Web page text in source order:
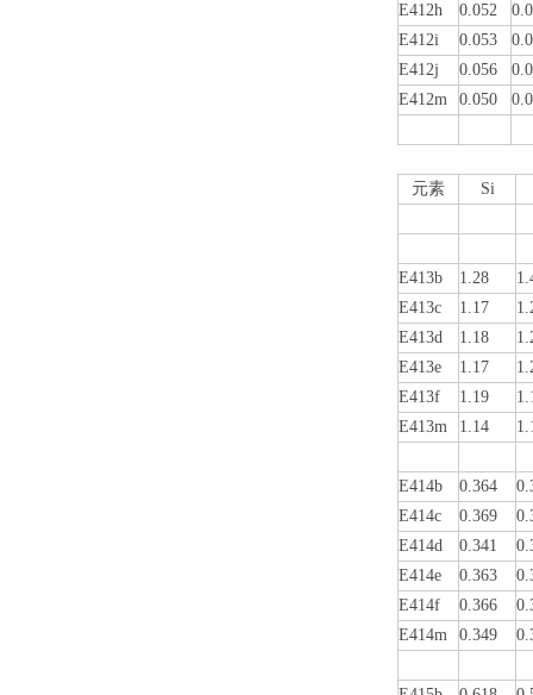
E412h
0.052
E412i
0.053
E412j
0.056
E412m
0.050
元素 Si
E413b 1.28
E413c
1.17
E413d
1.18
E413e
1.17
E413f
1.19
E413m
1.14
E414b 0.364
E414c
0.369
E414d
0.341
E414e
0.363
E414f
0.366
E414m
0.349